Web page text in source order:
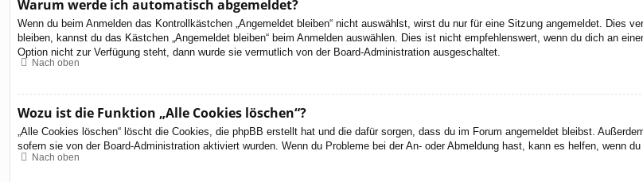
Warum werde ich automatisch abgemeldet?
Wenn du beim Anmelden das Kontrollkästchen „Angemeldet bleiben“ nicht auswählst, wirst du nur für eine Sitzung angemeldet. Dies
bleiben, kannst du das Kästchen „Angemeldet bleiben“ beim Anmelden auswählen. Dies ist nicht empfehlenswert, wenn du dich an
Option nicht zur Verfügung steht, dann wurde sie vermutlich von der Board-Administration ausgeschaltet.
Nach oben
Wozu ist die Funktion „Alle Cookies löschen“?
„Alle Cookies löschen“ löscht die Cookies, die phpBB erstellt hat und die dafür sorgen, dass du im Forum angemeldet bleibst.
sofern sie von der Board-Administration aktiviert wurden. Wenn du Probleme bei der An- oder Abmeldung hast, kann es helfen, wenn
Nach oben